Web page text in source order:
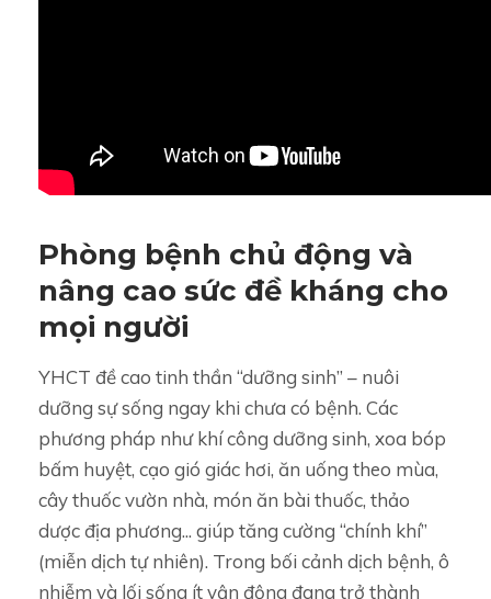
Phòng bệnh chủ động và
nâng cao sức đề kháng cho
mọi người
YHCT đề cao tinh thần “dưỡng sinh” – nuôi
dưỡng sự sống ngay khi chưa có bệnh. Các
phương pháp như khí công dưỡng sinh, xoa bóp
bấm huyệt, cạo gió giác hơi, ăn uống theo mùa,
cây thuốc vườn nhà, món ăn bài thuốc, thảo
dược địa phương... giúp tăng cường “chính khí”
(miễn dịch tự nhiên). Trong bối cảnh dịch bệnh, ô
nhiễm và lối sống ít vận động đang trở thành